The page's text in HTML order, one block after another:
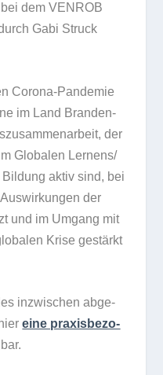
dem VENROB
Gabi Struck
Corona-Pan­de­mie
im Land Bran­den­
der
Glo­ba­len Lernens/​
aktiv sind, bei
der
und im Umgang mit
Krise gestärkt
inzwi­schen abge­
eine pra­xis­be­zo­